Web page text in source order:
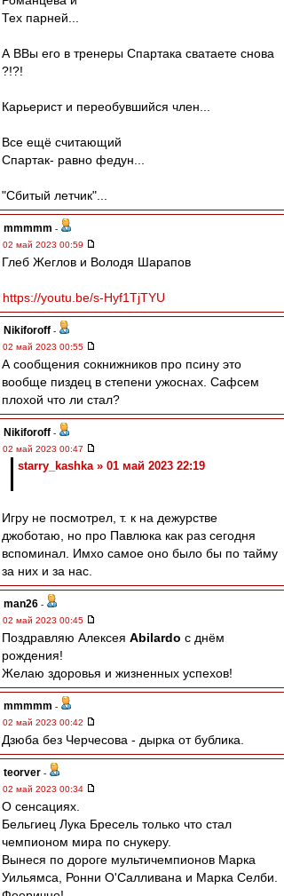
Тех парней...
А ВВы его в тренеры Спартака сватаете снова
?!?!
Карьерист и переобувшийся член...
Все ещё считающий
Спартак- равно федун...
"Сбитый летчик"...
mmmmm -
02 май 2023 00:59
Глеб Жеглов и Володя Шарапов
https://youtu.be/s-Hyf1TjTYU
Nikiforoff -
02 май 2023 00:55
А сообщения сокнижников про псину это
вообще пиздец в степени ужоснах. Сафсем
плохой что ли стал?
Nikiforoff -
02 май 2023 00:47
starry_kashka » 01 май 2023 22:19
Игру не посмотрел, т. к на дежурстве
джоботаю, но про Павлюка как раз сегодня
вспоминал. Имхо самое оно было бы по тайму
за них и за нас.
man26 -
02 май 2023 00:45
Поздравляю Алексея Abilardo с днём
рождения!
Желаю здоровья и жизненных успехов!
mmmmm -
02 май 2023 00:42
Дзюба без Черчесова - дырка от бублика.
teorver -
02 май 2023 00:34
О сенсациях.
Бельгиец Лука Бресель только что стал
чемпионом мира по снукеру.
Вынеся по дороге мультичемпионов Марка
Уильямса, Ронни О'Салливана и Марка Селби.